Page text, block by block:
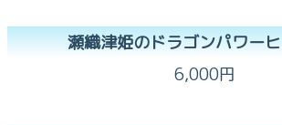
瀬織津姫のドラゴンパワー
6,000円